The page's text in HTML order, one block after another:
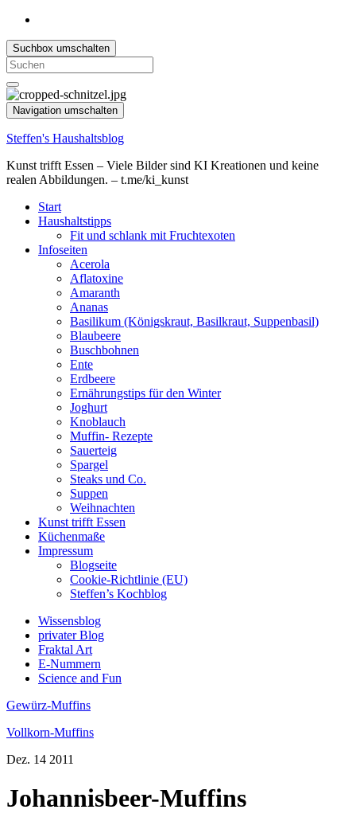
Suchbox umschalten
Search
for:
Navigation umschalten
Steffen's Haushaltsblog
Kunst trifft Essen – Viele Bilder sind KI Kreationen und keine
realen Abbildungen. – t.me/ki_kunst
Start
Haushaltstipps
Fit und schlank mit Fruchtexoten
Infoseiten
Acerola
Aflatoxine
Amaranth
Ananas
Basilikum (Königskraut, Basilkraut, Suppenbasil)
Blaubeere
Buschbohnen
Ente
Erdbeere
Ernährungstips für den Winter
Joghurt
Knoblauch
Muffin- Rezepte
Sauerteig
Spargel
Steaks und Co.
Suppen
Weihnachten
Kunst trifft Essen
Küchenmaße
Impressum
Blogseite
Cookie-Richtlinie (EU)
Steffen’s Kochblog
Wissensblog
privater Blog
Fraktal Art
E-Nummern
Science and Fun
Gewürz-Muffins
Vollkorn-Muffins
Dez. 14 2011
Johannisbeer-Muffins